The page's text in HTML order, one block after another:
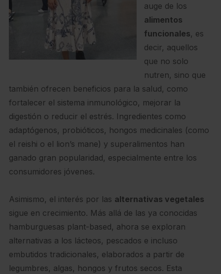
auge de los
alimentos
funcionales, es
decir, aquellos
que no solo
nutren, sino que
también ofrecen beneficios para la salud, como
fortalecer el sistema inmunológico, mejorar la
digestión o reducir el estrés. Ingredientes como
adaptógenos, probióticos, hongos medicinales (como
el reishi o el lion’s mane) y superalimentos han
ganado gran popularidad, especialmente entre los
consumidores jóvenes.
Asimismo, el interés por las alternativas vegetales
sigue en crecimiento. Más allá de las ya conocidas
hamburguesas plant-based, ahora se exploran
alternativas a los lácteos, pescados e incluso
embutidos tradicionales, elaborados a partir de
legumbres, algas, hongos y frutos secos. Esta